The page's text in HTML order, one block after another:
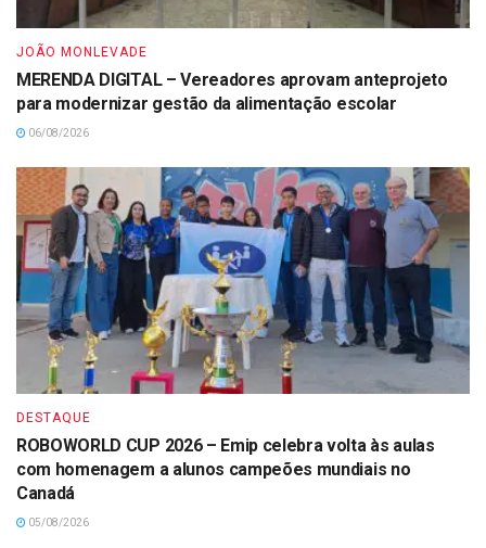
JOÃO MONLEVADE
MERENDA DIGITAL – Vereadores aprovam anteprojeto
para modernizar gestão da alimentação escolar
06/08/2026
DESTAQUE
ROBOWORLD CUP 2026 – Emip celebra volta às aulas
com homenagem a alunos campeões mundiais no
Canadá
05/08/2026